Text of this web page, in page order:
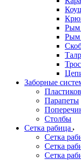
Рым
Рым
Заборные
Парапеты
Столбы
Сетка рабица
Сетка
Сетка
Сетка